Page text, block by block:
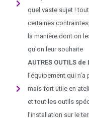
quel vaste sujet !
certaines
la manière dont on
qu'on leur souhaite
AUTRES OUTILS de
l'équipement qui n'a
mais fort utile en
et tout les outils
l'installation sur le